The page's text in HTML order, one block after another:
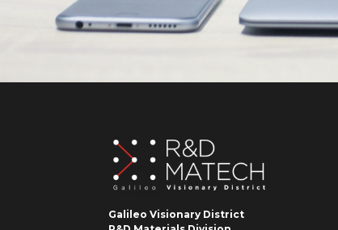
Galileo Visionary District